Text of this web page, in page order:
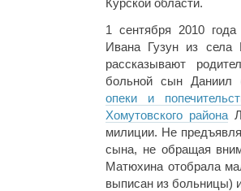
1 сентября 2010
Ивана Гузун из села
рассказывают
больной сын Даниил
опеки и
Хомутовского района
милиции. Не
сына, не обращая
Матюхина отобрала
выписан из больницы)